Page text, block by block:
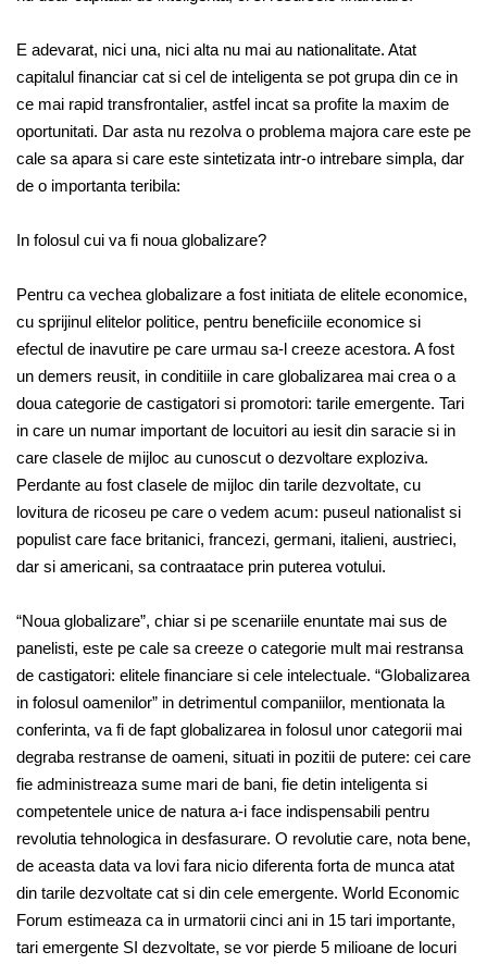
E adevarat, nici una, nici alta nu mai au nationalitate. Atat
capitalul financiar cat si cel de inteligenta se pot grupa din ce in
ce mai rapid transfrontalier, astfel incat sa profite la maxim de
oportunitati. Dar asta nu rezolva o problema majora care este pe
cale sa apara si care este sintetizata intr-o intrebare simpla, dar
de o importanta teribila:
In folosul cui va fi noua globalizare?
Pentru ca vechea globalizare a fost initiata de elitele economice,
cu sprijinul elitelor politice, pentru beneficiile economice si
efectul de inavutire pe care urmau sa-l creeze acestora. A fost
un demers reusit, in conditiile in care globalizarea mai crea o a
doua categorie de castigatori si promotori: tarile emergente. Tari
in care un numar important de locuitori au iesit din saracie si in
care clasele de mijloc au cunoscut o dezvoltare exploziva.
Perdante au fost clasele de mijloc din tarile dezvoltate, cu
lovitura de ricoseu pe care o vedem acum: puseul nationalist si
populist care face britanici, francezi, germani, italieni, austrieci,
dar si americani, sa contraatace prin puterea votului.
“Noua globalizare”, chiar si pe scenariile enuntate mai sus de
panelisti, este pe cale sa creeze o categorie mult mai restransa
de castigatori: elitele financiare si cele intelectuale. “Globalizarea
in folosul oamenilor” in detrimentul companiilor, mentionata la
conferinta, va fi de fapt globalizarea in folosul unor categorii mai
degraba restranse de oameni, situati in pozitii de putere: cei care
fie administreaza sume mari de bani, fie detin inteligenta si
competentele unice de natura a-i face indispensabili pentru
revolutia tehnologica in desfasurare. O revolutie care, nota bene,
de aceasta data va lovi fara nicio diferenta forta de munca atat
din tarile dezvoltate cat si din cele emergente. World Economic
Forum estimeaza ca in urmatorii cinci ani in 15 tari importante,
tari emergente SI dezvoltate, se vor pierde 5 milioane de locuri